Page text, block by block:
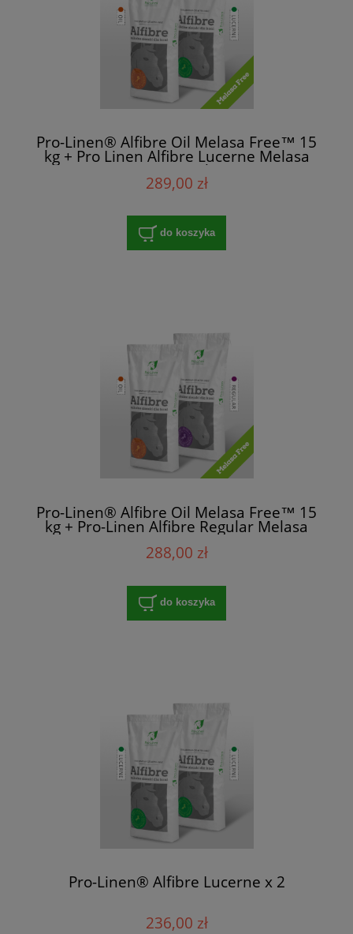
Pro-Linen® Alfibre Oil Melasa Free™ 15
kg + Pro Linen Alfibre Lucerne Melasa
Free™ 15 kg
289,00 zł
do koszyka
Pro-Linen® Alfibre Oil Melasa Free™ 15
kg + Pro-Linen Alfibre Regular Melasa
Free™ 15 kg
288,00 zł
do koszyka
Pro-Linen® Alfibre Lucerne x 2
236,00 zł